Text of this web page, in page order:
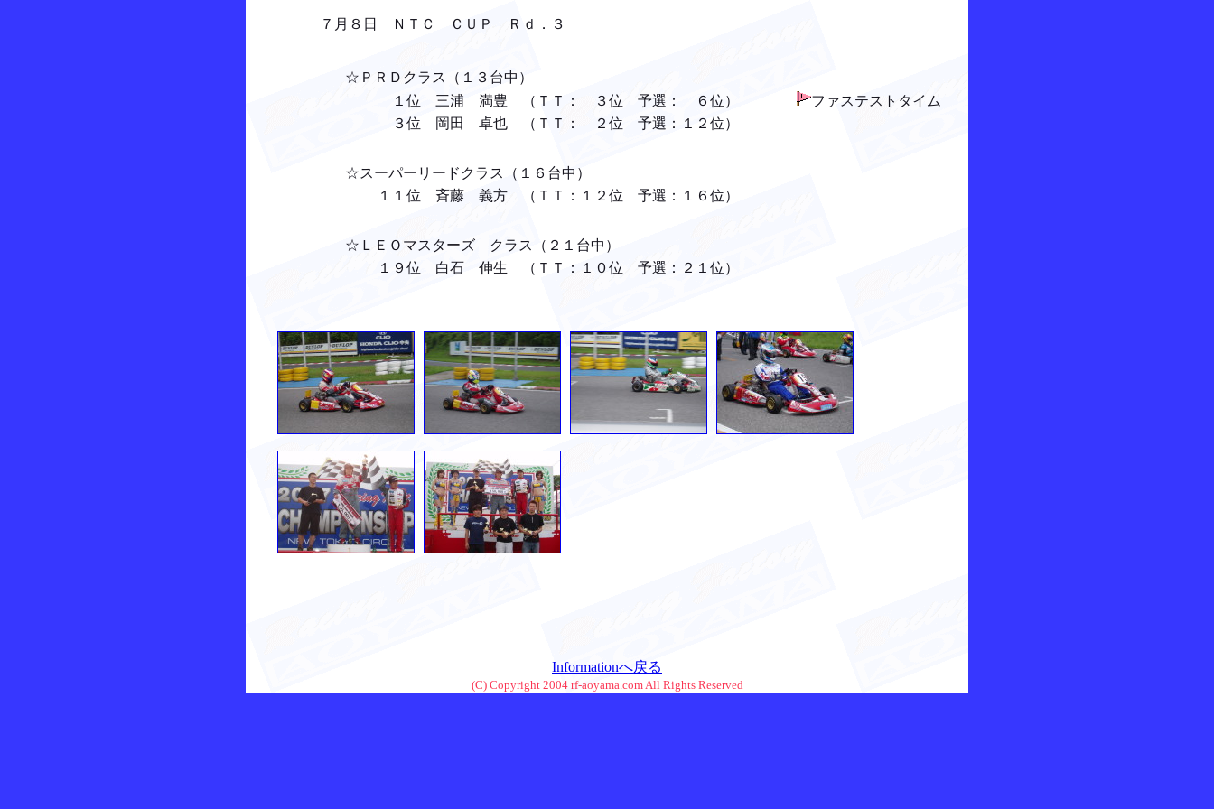
７月８日 ＮＴＣ ＣＵＰ Ｒｄ．３
☆ＰＲＤクラス（１３台中）
１位 三浦 満豊 （ＴＴ： ３位 予選： ６位）
ファステストタイム
３位 岡田 卓也 （ＴＴ： ２位 予選：１２位）
☆スーパーリードクラス（１６台中）
１１位 斉藤 義方 （ＴＴ：１２位 予選：１６位）
☆ＬＥＯマスターズ クラス（２１台中）
１９位 白石 伸生 （ＴＴ：１０位 予選：２１位）
Informationへ戻る
(C) Copyright 2004 rf-aoyama.com All Rights Reserved